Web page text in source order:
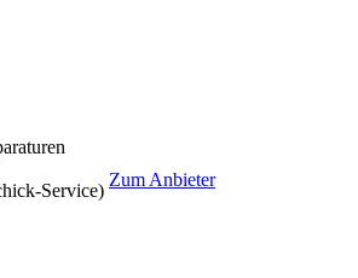
Service)
Zum Anbieter